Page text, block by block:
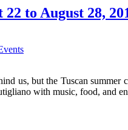
to August 28,
us, but the Tuscan
with music, food, and